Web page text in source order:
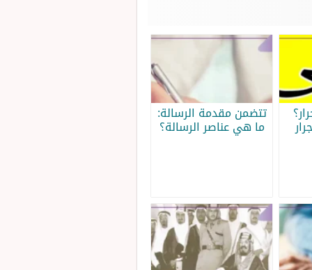
تتضمن مقدمة الرسالة:
ما هي عناصر الرسالة؟